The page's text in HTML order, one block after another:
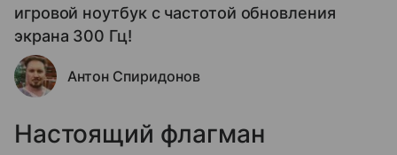
игровой ноутбук с частотой обновления
экрана 300 Гц!
Антон Спиридонов
Настоящий флагман